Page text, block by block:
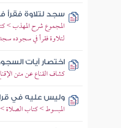
سجد لتلاوة
المجموع شرح المهذب >
لتلاوة فقرأ في سجوده
اختصار آيات
كشاف القناع عن متن
وليس عليه في
المبسوط > كتاب الصلاة